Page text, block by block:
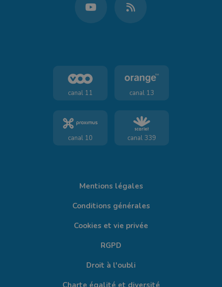
canal 11 canal 13
canal 10 canal 339
Mentions légales
Conditions générales
Cookies et vie privée
RGPD
Droit à l'oubli